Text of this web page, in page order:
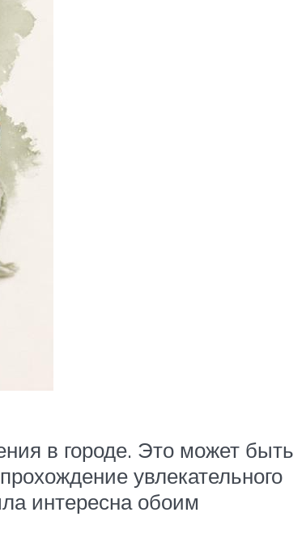
в городе. Это может быть
увлекательного
интересна обоим